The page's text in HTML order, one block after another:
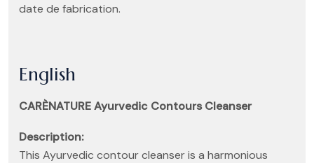
date de fabrication.
English
CARÈNATURE Ayurvedic Contours Cleanser
Description:
This Ayurvedic contour cleanser is a harmonious